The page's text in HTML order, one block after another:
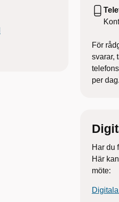
För
svarar,
per dag.
Har du
Här
möte: